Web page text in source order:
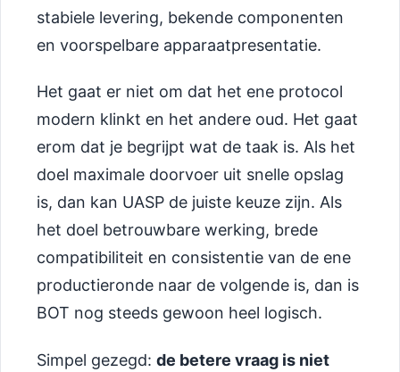
stabiele levering, bekende componenten
en voorspelbare apparaatpresentatie.
Het gaat er niet om dat het ene protocol
modern klinkt en het andere oud. Het gaat
erom dat je begrijpt wat de taak is. Als het
doel maximale doorvoer uit snelle opslag
is, dan kan UASP de juiste keuze zijn. Als
het doel betrouwbare werking, brede
compatibiliteit en consistentie van de ene
productieronde naar de volgende is, dan is
BOT nog steeds gewoon heel logisch.
Simpel gezegd: de betere vraag is niet